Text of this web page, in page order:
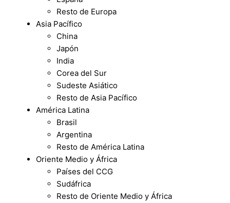
Resto de Europa
Asia Pacífico
China
Japón
India
Corea del Sur
Sudeste Asiático
Resto de Asia Pacífico
América Latina
Brasil
Argentina
Resto de América Latina
Oriente Medio y África
Países del CCG
Sudáfrica
Resto de Oriente Medio y África